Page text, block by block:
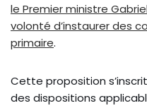
le Premier ministre
volonté d’instaurer des
primaire.
Cette proposition
des dispositions